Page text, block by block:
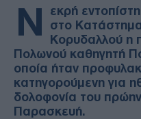
Ν
εκρή
στο
Κορυδαλλού η
Πολωνού καθηγητή
οποία ήταν
κατηγορούμενη για
δολοφονία του
Παρασκευή.